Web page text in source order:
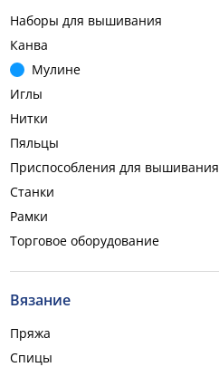
Наборы для вышивания
Канва
Мулине
Иглы
Нитки
Пяльцы
Приспособления для вышивания
Станки
Рамки
Торговое оборудование
Вязание
Пряжа
Спицы